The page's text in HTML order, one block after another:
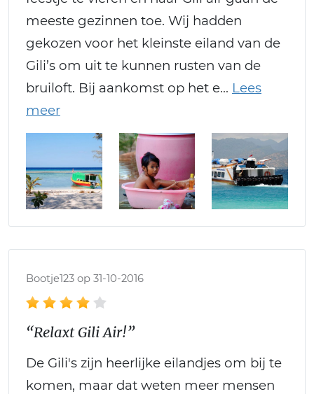
meeste gezinnen toe. Wij hadden
gekozen voor het kleinste eiland van de
Gili’s om uit te kunnen rusten van de
bruiloft. Bij aankomst op het e
Bootje123 op 31-10-2016
“Relaxt Gili Air!”
De Gili's zijn heerlijke eilandjes om bij te
komen, maar dat weten meer mensen